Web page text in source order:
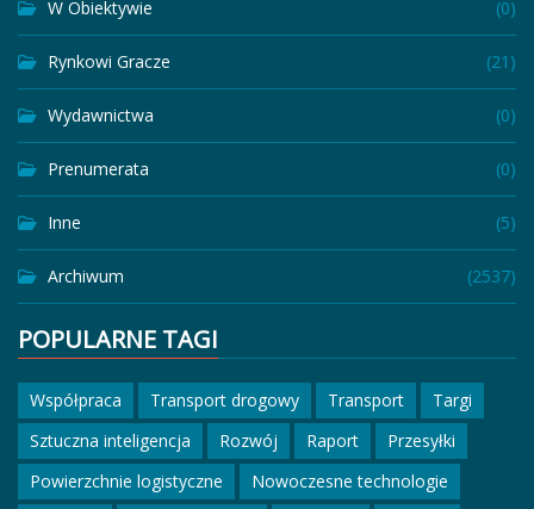
W Obiektywie (0)
Rynkowi Gracze (21)
Wydawnictwa (0)
Prenumerata (0)
Inne (5)
Archiwum (2537)
POPULARNE TAGI
Współpraca Transport drogowy Transport
Targi
Sztuczna inteligencja
Rozwój Raport
Przesyłki
Powierzchnie logistyczne
Nowoczesne technologie